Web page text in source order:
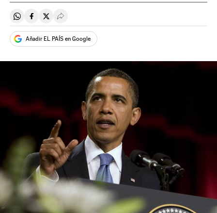
Compartir en Whatsapp
Compartir en Facebook
Compartir en Twitter
Desplegar Redes Sociales
Añadir EL PAÍS en Google